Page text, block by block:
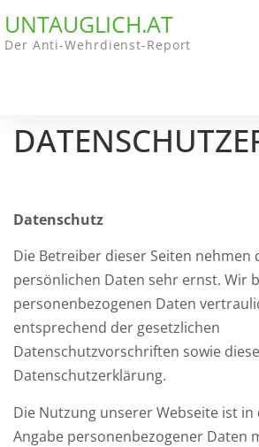
UNTAUGLICH.AT
Der Anti-Wehrdienst-Report
Datenschutz
Die Betreiber dieser Seiten nehmen
persönlichen Daten sehr ernst. Wir
personenbezogenen Daten
entsprechend der gesetzlichen
Datenschutzvorschriften sowie
Datenschutzerklärung.
Die Nutzung unserer Webseite ist in
Angabe personenbezogener Daten